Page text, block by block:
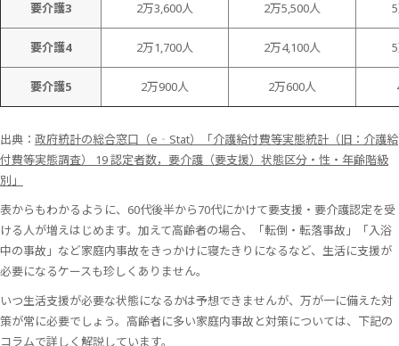
要介護3 2万3,600人 2万5,500人
要介護4 2万1,700人 2万4,100人
要介護5 2万900人 2万600人
出典： 政府統計の総合窓口（e‐Stat）「介護給付費等実態統計（旧：介護給
付費等実態調査） 19 認定者数，要介護（要支援）状態区分・性・年齢階級
別」
表からもわかるように、60代後半から70代にかけて要支援・要介護認定を受
ける人が増えはじめます。加えて高齢者の場合、「転倒・転落事故」「入浴
中の事故」など家庭内事故をきっかけに寝たきりになるなど、生活に支援が
必要になるケースも珍しくありません。
いつ生活支援が必要な状態になるかは予想できませんが、万が一に備えた対
策が常に必要でしょう。高齢者に多い家庭内事故と対策については、下記の
コラムで詳しく解説しています。